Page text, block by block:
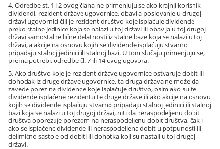
4. Odredbe st. 1 i 2 ovog člana ne primenjuju se ako krajnji korisnik
dividendi, rezident države ugovornice, obavlja poslovanje u drugoj
državi ugovornici čiji je rezident društvo koje isplaćuje dividende
preko stalne jedinice koja se nalazi u toj državi ili obavlja u toj drugoj
državi samostalne lične delatnosti iz stalne baze koja se nalazi u toj
državi, a akcije na osnovu kojih se dividende isplaćuju stvarno
pripadaju stalnoj jedinici ili stalnoj bazi. U tom slučaju primenjuju se,
prema potrebi, odredbe čl. 7 ili 14 ovog ugovora.
5. Ako društvo koje je rezident države ugovornice ostvaruje dobit ili
dohodak iz druge države ugovornice, ta druga država ne može da
zavede porez na dividende koje isplaćuje društvo, osim ako su te
dividende isplaćene rezidentu te druge države ili ako akcije na osnovu
kojih se dividende isplaćuju stvarno pripadaju stalnoj jedinici ili stalnoj
bazi koja se nalazi u toj drugoj državi, niti da neraspodeljenu dobit
društva oporezuje porezom na neraspodeljenu dobit društva, čak i
ako se isplaćene dividende ili neraspodeljena dobit u potpunosti ili
delimično sastoje od dobiti ili dohotka koji su nastali u toj drugoj
državi.